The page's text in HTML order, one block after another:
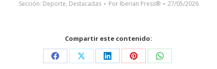
Sección: Deporte, Destacadas Por Iberian Press® 27/05/2026
Compartir este contenido:
Share Share Share Share Share